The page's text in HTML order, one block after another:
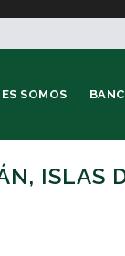
SOMOS
ISLAS